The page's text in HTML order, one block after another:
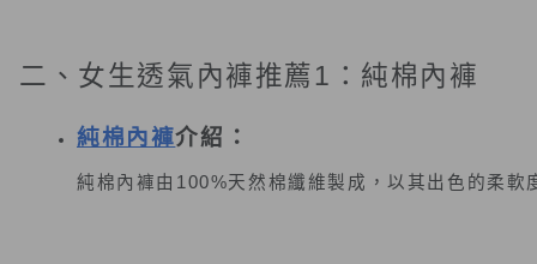
二、女生透氣內褲推薦1：純棉內褲
純棉內褲介紹：
純棉內褲由100%天然棉纖維製成，以其出色的柔